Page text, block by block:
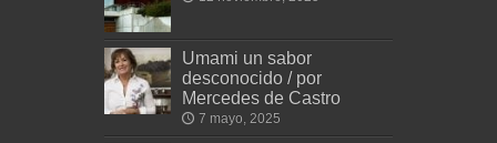
Umami un sabor
desconocido / por
Mercedes de Castro
7 mayo, 2025